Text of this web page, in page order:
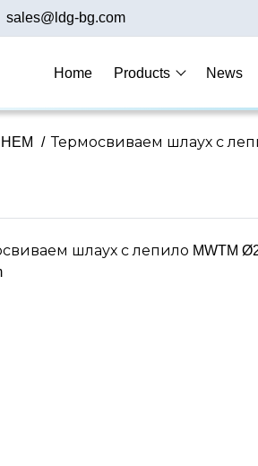
sales@ldg-bg.com
Home Products News
/ Термосвиваем шлаух с